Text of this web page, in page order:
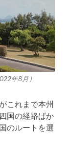
年8月）
これまで本州
国の経路ばか
のルートを選